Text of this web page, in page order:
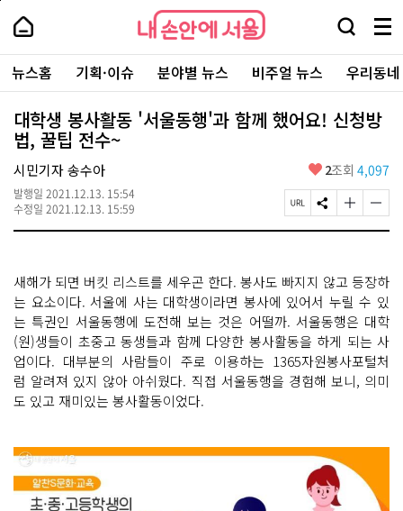
본
로
가
내
손
안
에
서
울
-
서
울
시
대
표
소
통
포
내
손
에
울
검
창
열
기
메
뉴
전
체
보
주
요
서
뉴스홈 기획·이슈 분야별 뉴스 비주얼 뉴스 우리동
대학생 봉사활동 '서울동행'과 함께 했어요! 신청방
법, 꿀팁 전수~
시민기자 송수아
발행일 2021.12.13. 15:54
수정일 2021.12.13. 15:59
좋
요
2조회 4,097
페
이
R
L
복
사
S
N
하
기
글
자
게
변
경
하
기
글
자
작
게
변
경
하
기
새해가 되면 버킷 리스트를 세우곤 한다. 봉사도 빠지지 않고 등장하
는 요소이다. 서울에 사는 대학생이라면 봉사에 있어서 누릴 수 있
는 특권인 서울동행에 도전해 보는 것은 어떨까. 서울동행은 대학
(원)생들이 초중고 동생들과 함께 다양한 봉사활동을 하게 되는 사
업이다. 대부분의 사람들이 주로 이용하는 1365자원봉사포털처
럼 알려져 있지 않아 아쉬웠다. 직접 서울동행을 경험해 보니, 의미
도 있고 재미있는 봉사활동이었다.
페
상
단
로